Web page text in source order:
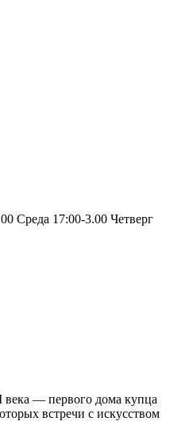
Среда 17:00-3.00 Четверг
века — первого дома купца
встречи с искусством